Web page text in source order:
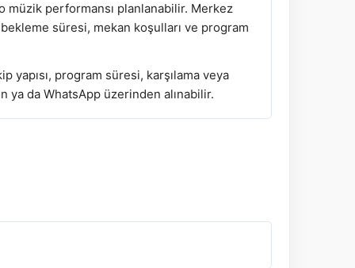
müzik performansı planlanabilir. Merkez
süresi, mekan koşulları ve program
program süresi, karşılama veya
ya da WhatsApp üzerinden alınabilir.